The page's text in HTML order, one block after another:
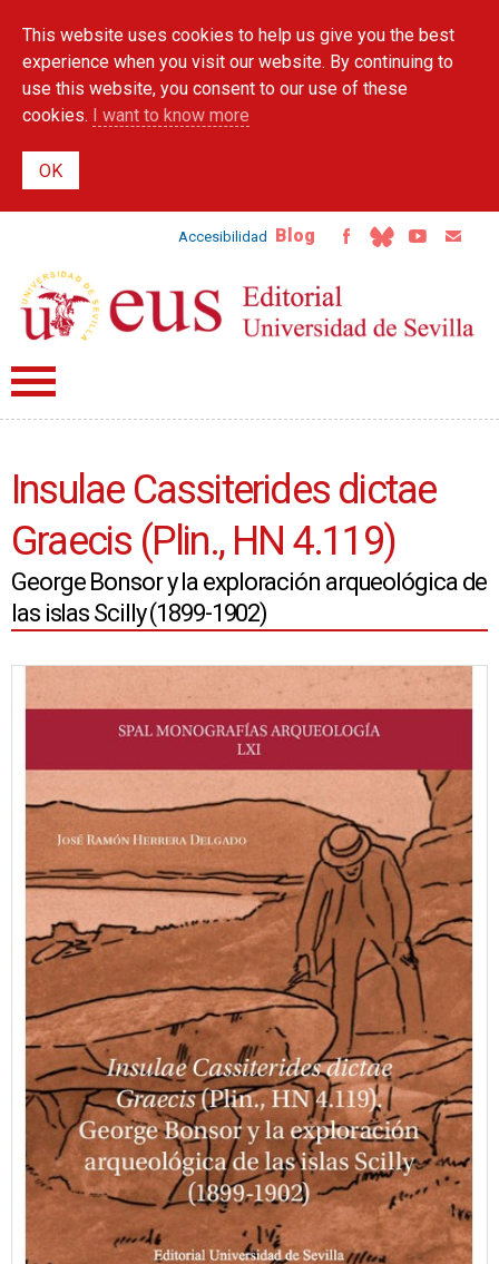
main
content
This website uses cookies to help us give you the best
experience when you visit our website. By continuing to
use this website, you consent to our use of these
cookies. I want to know more
Accesibilidad Blog
Insulae Cassiterides dictae
Graecis (Plin., HN 4.119)
George Bonsor y la exploración arqueológica de
las islas Scilly (1899-1902)